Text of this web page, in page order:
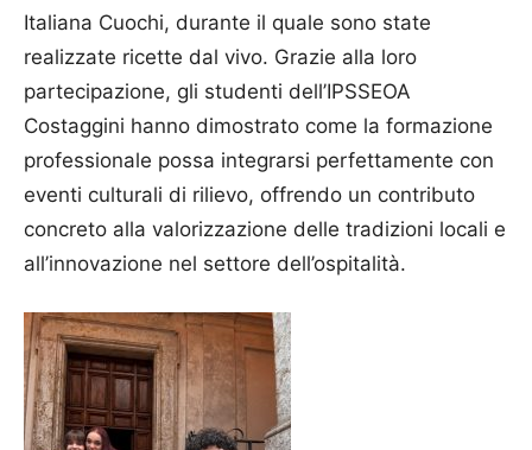
Italiana Cuochi, durante il quale sono state
realizzate ricette dal vivo. Grazie alla loro
partecipazione, gli studenti dell’IPSSEOA
Costaggini hanno dimostrato come la formazione
professionale possa integrarsi perfettamente con
eventi culturali di rilievo, offrendo un contributo
concreto alla valorizzazione delle tradizioni locali e
all’innovazione nel settore dell’ospitalità.